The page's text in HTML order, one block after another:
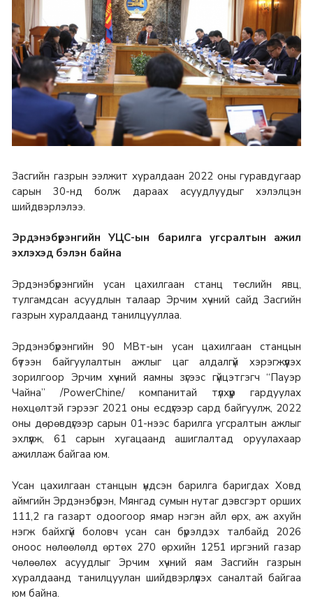
Засгийн газрын ээлжит хуралдаан 2022 оны гуравдугаар
сарын 30-нд болж дараах асуудлуудыг хэлэлцэн
шийдвэрлэлээ.
Эрдэнэбүрэнгийн УЦС-ын барилга угсралтын ажил
эхлэхэд бэлэн байна
Эрдэнэбүрэнгийн усан цахилгаан станц төслийн явц,
тулгамдсан асуудлын талаар Эрчим хүчний сайд Засгийн
газрын хуралдаанд танилцууллаа.
Эрдэнэбүрэнгийн 90 МВт-ын усан цахилгаан станцын
бүтээн байгуулалтын ажлыг цаг алдалгүй хэрэгжүүлэх
зорилгоор Эрчим хүчний яамны зүгээс гүйцэтгэгч “Пауэр
Чайна” /PowerChine/ компанитай түлхүүр гардуулах
нөхцөлтэй гэрээг 2021 оны есдүгээр сард байгуулж, 2022
оны дөрөвдүгээр сарын 01-нээс барилга угсралтын ажлыг
эхлүүлж, 61 сарын хугацаанд ашиглалтад оруулахаар
ажиллаж байгаа юм.
Усан цахилгаан станцын үндсэн барилга баригдах Ховд
аймгийн Эрдэнэбүрэн, Мянгад сумын нутаг дэвсгэрт орших
111,2 га газарт одоогоор ямар нэгэн айл өрх, аж ахуйн
нэгж байхгүй боловч усан сан бүрэлдэх талбайд 2026
оноос нөлөөлөлд өртөх 270 өрхийн 1251 иргэний газар
чөлөөлөх асуудлыг Эрчим хүчний яам Засгийн газрын
хуралдаанд танилцуулан шийдвэрлүүлэх саналтай байгаа
юм байна.